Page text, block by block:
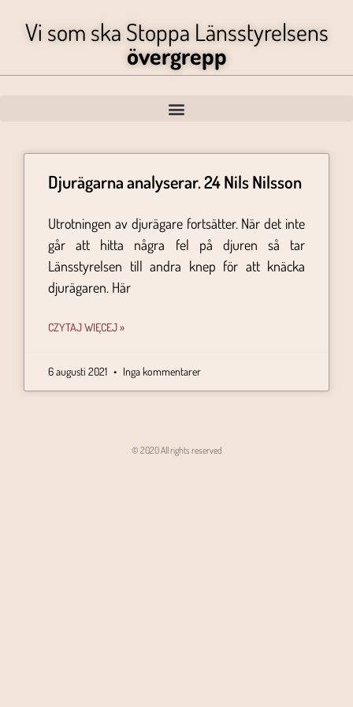
Vi som ska Stoppa Länsstyrelsens
övergrepp
Djurägarna analyserar. 24 Nils Nilsson
Utrotningen av djurägare fortsätter. När det inte
går att hitta några fel på djuren så tar
Länsstyrelsen till andra knep för att knäcka
djurägaren. Här
CZYTAJ WIĘCEJ »
6 augusti 2021 Inga kommentarer
© 2020 All rights reserved